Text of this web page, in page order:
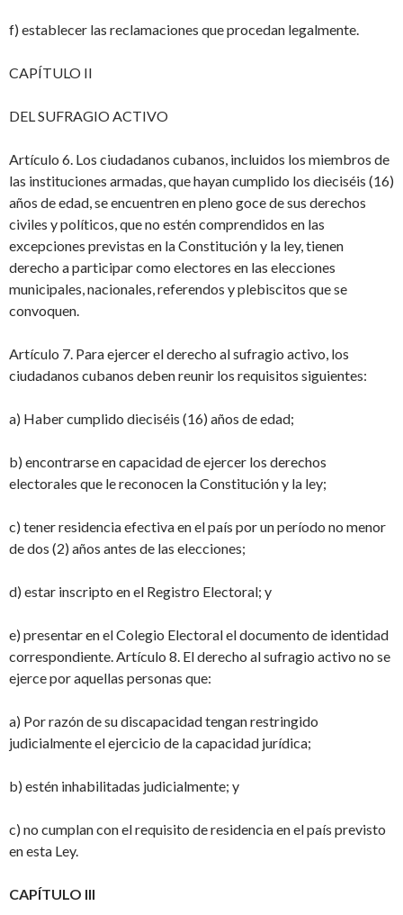
f) establecer las reclamaciones que procedan legalmente.
CAPÍTULO II
DEL SUFRAGIO ACTIVO
Artículo 6. Los ciudadanos cubanos, incluidos los miembros de
las instituciones armadas, que hayan cumplido los dieciséis (16)
años de edad, se encuentren en pleno goce de sus derechos
civiles y políticos, que no estén comprendidos en las
excepciones previstas en la Constitución y la ley, tienen
derecho a participar como electores en las elecciones
municipales, nacionales, referendos y plebiscitos que se
convoquen.
Artículo 7. Para ejercer el derecho al sufragio activo, los
ciudadanos cubanos deben reunir los requisitos siguientes:
a) Haber cumplido dieciséis (16) años de edad;
b) encontrarse en capacidad de ejercer los derechos
electorales que le reconocen la Constitución y la ley;
c) tener residencia efectiva en el país por un período no menor
de dos (2) años antes de las elecciones;
d) estar inscripto en el Registro Electoral; y
e) presentar en el Colegio Electoral el documento de identidad
correspondiente. Artículo 8. El derecho al sufragio activo no se
ejerce por aquellas personas que:
a) Por razón de su discapacidad tengan restringido
judicialmente el ejercicio de la capacidad jurídica;
b) estén inhabilitadas judicialmente; y
c) no cumplan con el requisito de residencia en el país previsto
en esta Ley.
CAPÍTULO III